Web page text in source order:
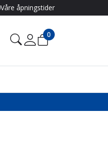
Våre åpningstider
0